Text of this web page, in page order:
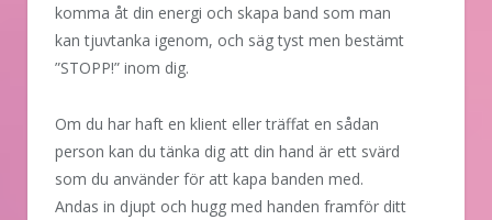
komma åt din energi och skapa band som man
kan tjuvtanka igenom, och säg tyst men bestämt
”STOPP!” inom dig.
Om du har haft en klient eller träffat en sådan
person kan du tänka dig att din hand är ett svärd
som du använder för att kapa banden med.
Andas in djupt och hugg med handen framför ditt